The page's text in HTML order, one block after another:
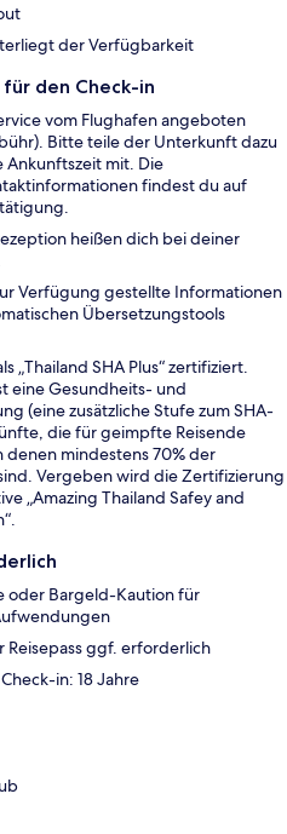
der Verfügbarkeit
den Check-in
vom Flughafen angeboten
Bitte teile der Unterkunft dazu
Ankunftszeit mit. Die
findest du auf
heißen dich bei deiner
Verfügung gestellte Informationen
Übersetzungstools
„Thailand SHA Plus“ zertifiziert.
eine Gesundheits- und
(eine zusätzliche Stufe zum SHA-
die für geimpfte Reisende
mindestens 70% der
Vergeben wird die Zertifizierung
„Amazing Thailand Safey and
oder Bargeld-Kaution für
Reisepass ggf. erforderlich
in: 18 Jahre